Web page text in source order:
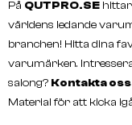
På QUTPRO.SE hittar
världens ledande
branchen! Hitta dina
varumärken.
salong? Kontakta oss
Material för att kicka